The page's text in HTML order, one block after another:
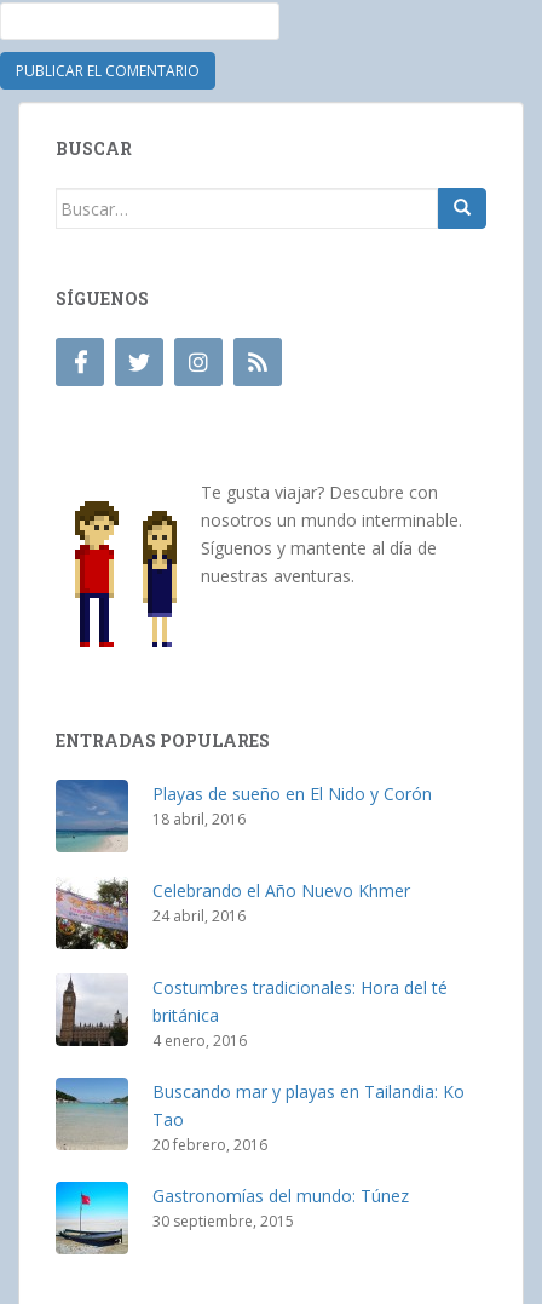
BUSCAR
Buscar:
SÍGUENOS
Te gusta viajar? Descubre con
nosotros un mundo interminable.
Síguenos y mantente al día de
nuestras aventuras.
ENTRADAS POPULARES
Playas de sueño en El Nido y Corón
18 abril, 2016
Celebrando el Año Nuevo Khmer
24 abril, 2016
Costumbres tradicionales: Hora del té
británica
4 enero, 2016
Buscando mar y playas en Tailandia: Ko
Tao
20 febrero, 2016
Gastronomías del mundo: Túnez
30 septiembre, 2015